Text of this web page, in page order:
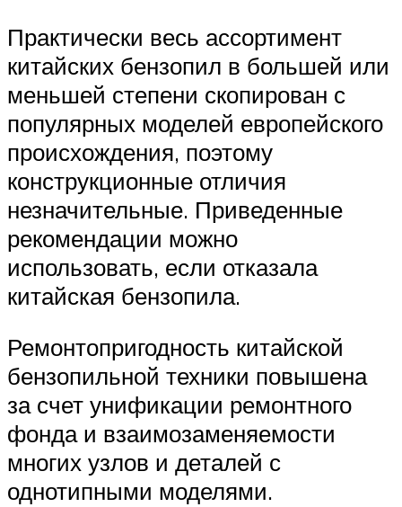
Практически весь ассортимент
китайских бензопил в большей или
меньшей степени скопирован с
популярных моделей европейского
происхождения, поэтому
конструкционные отличия
незначительные. Приведенные
рекомендации можно
использовать, если отказала
китайская бензопила.
Ремонтопригодность китайской
бензопильной техники повышена
за счет унификации ремонтного
фонда и взаимозаменяемости
многих узлов и деталей с
однотипными моделями.